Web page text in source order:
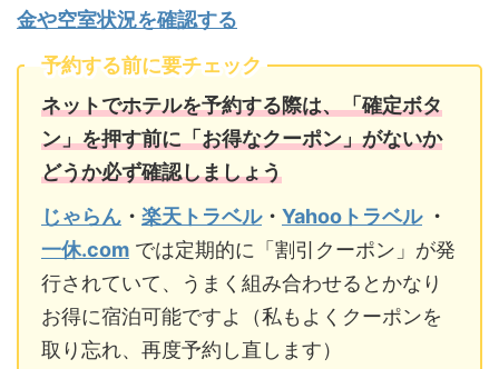
金や空室状況を確認する
予約する前に要チェック
ネットでホテルを予約する際は、「確定ボタ
ン」を押す前に「お得なクーポン」がないか
どうか必ず確認しましょう
じゃらん ・ 楽天トラベル・ Yahooトラベル・
一休.com では定期的に「割引クーポン」が発
行されていて、うまく組み合わせるとかなり
お得に宿泊可能ですよ（私もよくクーポンを
取り忘れ、再度予約し直します）